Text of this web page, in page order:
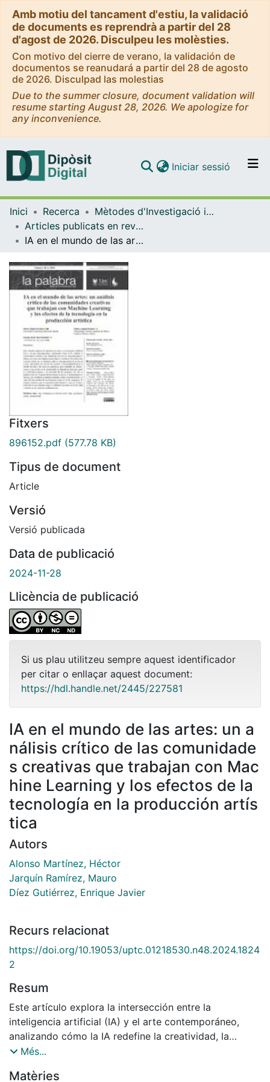
Amb motiu del tancament d'estiu, la validació
de documents es reprendrà a partir del 28
d'agost de 2026. Disculpeu les molèsties.
Con motivo del cierre de verano, la validación de
documentos se reanudará a partir del 28 de agosto
de 2026. Disculpad las molestias
Due to the summer closure, document validation will
resume starting August 28, 2026. We apologize for
any inconvenience.
Navega per tot el DD
Contacte
Iniciar sessió (current)
Inici Recerca
Mètodes d'Investigació i Diagnòstic en Educació
Articles publicats en revistes (Mètodes d'Investigació i Diagnòstic en Educació)
IA en el mundo de las artes: un análisis crítico de las comunidades creativas que trabajan con Machine Learning y los efectos de la tecnología en la producción artística
Fitxers
896152.pdf (577.78 KB)
Tipus de document
Article
Versió
Versió publicada
Data de publicació
2024-11-28
Llicència de publicació
Si us plau utilitzeu sempre aquest identificador
per citar o enllaçar aquest document:
https://hdl.handle.net/2445/227581
IA en el mundo de las artes: un a
nálisis crítico de las comunidade
s creativas que trabajan con Mac
hine Learning y los efectos de la
tecnología en la producción artís
tica
Autors
Alonso Martínez, Héctor
Jarquín Ramírez, Mauro
Díez Gutiérrez, Enrique Javier
Recurs relacionat
https://doi.org/10.19053/uptc.01218530.n48.2024.1824
2
Resum
Este artículo explora la intersección entre la
inteligencia artificial (IA) y el arte contemporáneo,
analizando cómo la IA redefine la creatividad, la
autoría y las dinámicas sociales en la producción
estéticas. Se realiza una revisión crítica de la literatura
Més...
Matèries